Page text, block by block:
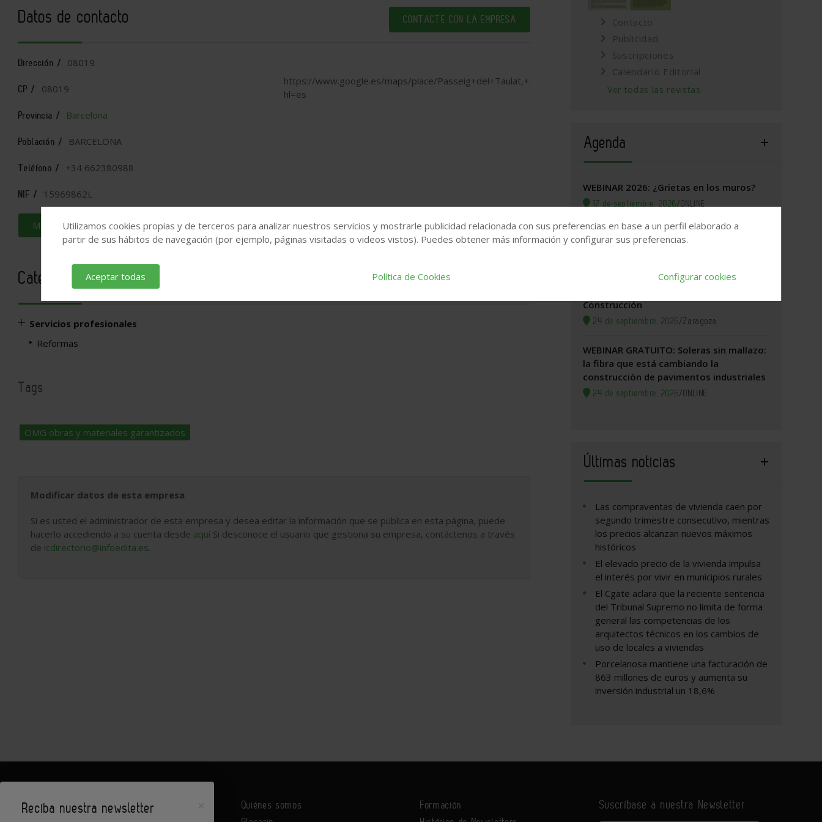
Datos de contacto CONTACTE CON LA EMPRESA
Dirección / 08019
CP / 08019
Provincia / Barcelona
Población / BARCELONA
Teléfono / +34 662380988
NIF / 15969862L
Más información
https://www.google.es/maps/place/Passeig+del+Taulat,+Barcelona/@41.4048695,2.213176,17z/
hl=es
Categorías
Servicios profesionales
Reformas
Tags
OMG obras y materiales garantizados
Modificar datos de esta empresa
Si es usted el administrador de esta empresa y desea editar la información que se publica en esta página, puede
hacerlo accediendo a su cuenta desde aquí Si desconoce el usuario que gestiona su empresa, contáctenos a través
de icdirectorio@infoedita.es.
Contacto
Publicidad
Suscripciones
Calendario Editorial
Ver todas las revistas
Agenda
WEBINAR 2026: ¿Grietas en los muros?
17 de septiembre, 2026/ONLINE
Valladolid, 2026. Jornada Arquitectura y
Construcción
Construcción
24 de septiembre, 2026/Zaragoza
WEBINAR GRATUITO: Soleras sin mallazo:
la fibra que está cambiando la
construcción de pavimentos industriales
24 de septiembre, 2026/ONLINE
Últimas noticias
Las compraventas de vivienda caen por
segundo trimestre consecutivo, mientras
los precios alcanzan nuevos máximos
históricos
El elevado precio de la vivienda impulsa
el interés por vivir en municipios rurales
El Cgate aclara que la reciente sentencia
del Tribunal Supremo no limita de forma
general las competencias de los
arquitectos técnicos en los cambios de
uso de locales a viviendas
Porcelanosa mantiene una facturación de
863 millones de euros y aumenta su
inversión industrial un 18,6%
Quiénes somos
Formación
Suscríbase a nuestra Newsletter
Utilizamos cookies propias y de terceros para analizar nuestros servicios y mostrarle publicidad relacionada con sus preferencias en base a un perfil elaborado a
partir de sus hábitos de navegación (por ejemplo, páginas visitadas o videos vistos). Puedes obtener más información y configurar sus preferencias.
Aceptar todas Política de Cookies Configurar cookies
Reciba nuestra newsletter